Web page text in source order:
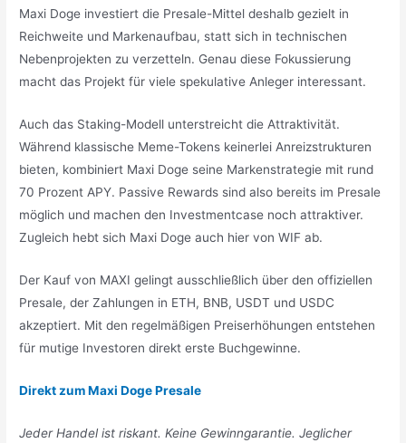
Maxi Doge investiert die Presale-Mittel deshalb gezielt in
Reichweite und Markenaufbau, statt sich in technischen
Nebenprojekten zu verzetteln. Genau diese Fokussierung
macht das Projekt für viele spekulative Anleger interessant.
Auch das Staking-Modell unterstreicht die Attraktivität.
Während klassische Meme-Tokens keinerlei Anreizstrukturen
bieten, kombiniert Maxi Doge seine Markenstrategie mit rund
70 Prozent APY. Passive Rewards sind also bereits im Presale
möglich und machen den Investmentcase noch attraktiver.
Zugleich hebt sich Maxi Doge auch hier von WIF ab.
Der Kauf von MAXI gelingt ausschließlich über den offiziellen
Presale, der Zahlungen in ETH, BNB, USDT und USDC
akzeptiert. Mit den regelmäßigen Preiserhöhungen entstehen
für mutige Investoren direkt erste Buchgewinne.
Direkt zum Maxi Doge Presale
Jeder Handel ist riskant. Keine Gewinngarantie. Jeglicher